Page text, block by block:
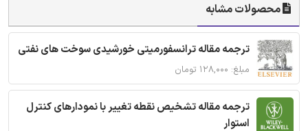
محصولات مشابه
ترجمه مقاله ترانسفورمیتی خورشیدی سوخت های نفتی
مبلغ: ۱۲۸,۰۰۰ تومان
ترجمه مقاله تشخیص نقطه تغییر با نمودارهای کنترل
استوار